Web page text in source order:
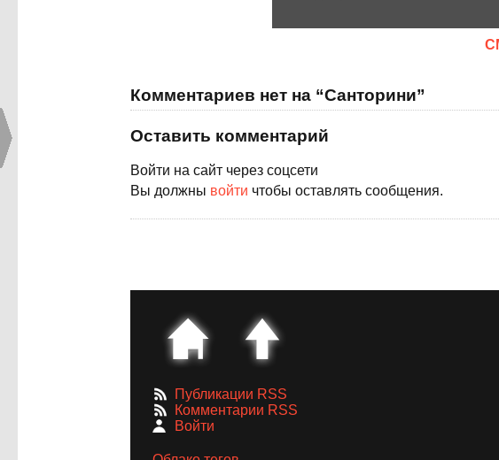
Комментариев нет на “Санторини”
Оставить комментарий
Войти на сайт через соцсети
Вы должны войти чтобы оставлять сообщения.
Публикации RSS
Комментарии RSS
Войти